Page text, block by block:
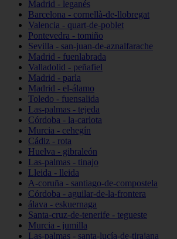
Madrid - leganés
Barcelona - cornellà-de-llobregat
Valencia - quart-de-poblet
Pontevedra - tomiño
Sevilla - san-juan-de-aznalfarache
Madrid - fuenlabrada
Valladolid - peñafiel
Madrid - parla
Madrid - el-álamo
Toledo - fuensalida
Las-palmas - tejeda
Córdoba - la-carlota
Murcia - cehegín
Cádiz - rota
Huelva - gibraleón
Las-palmas - tinajo
Lleida - lleida
A-coruña - santiago-de-compostela
Córdoba - aguilar-de-la-frontera
álava - eskuernaga
Santa-cruz-de-tenerife - tegueste
Murcia - jumilla
Las-palmas - santa-lucía-de-tirajana